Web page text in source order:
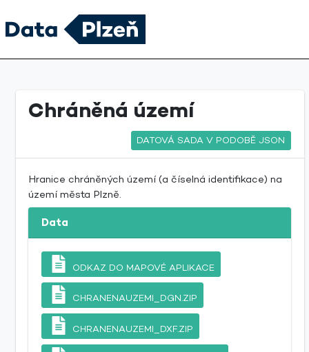
Chráněná území
DATOVÁ SADA V PODOBĚ JSON
Hranice chráněných území (a číselná identifikace) na
území města Plzně.
Data
ODKAZ DO MAPOVÉ APLIKACE
CHRANENAUZEMI_DGN.ZIP
CHRANENAUZEMI_DXF.ZIP